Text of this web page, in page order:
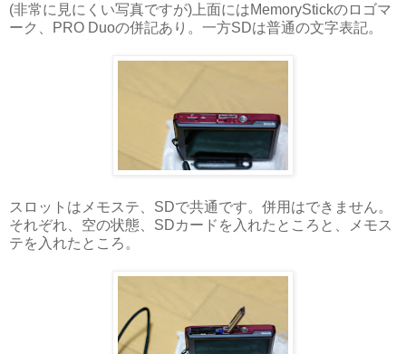
(非常に見にくい写真ですが)上面にはMemoryStickのロゴマ
ーク、PRO Duoの併記あり。一方SDは普通の文字表記。
スロットはメモステ、SDで共通です。併用はできません。
それぞれ、空の状態、SDカードを入れたところと、メモス
テを入れたところ。